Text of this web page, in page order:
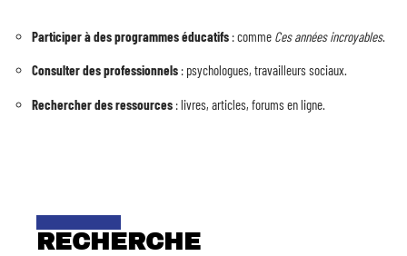
Participer à des programmes éducatifs : comme Ces années incroyables.
Consulter des professionnels : psychologues, travailleurs sociaux.
Rechercher des ressources : livres, articles, forums en ligne.
RECHERCHE